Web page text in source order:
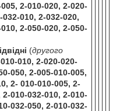
2-010-020, 2-020-
010, 2-032-020,
2-050-020, 2-050-
(другого
010, 2-020-020-
050, 2-005-010-005,
2- 010-010-005, 2-
010-032-010, 2-010-
032-050, 2-010-032-